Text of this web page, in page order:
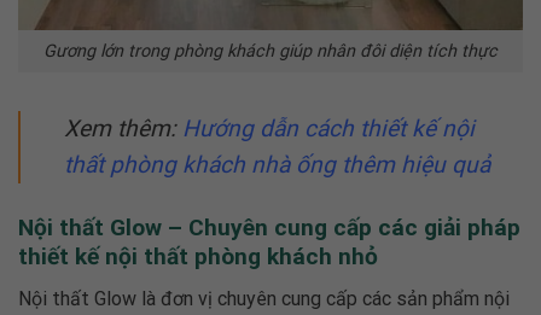
Gương lớn trong phòng khách giúp nhân đôi diện tích thực
Xem thêm: Hướng dẫn cách thiết kế nội
thất phòng khách nhà ốngthêm hiệu quả
Nội thất Glow – Chuyên cung cấp các giải pháp
thiết kế nội thất phòng khách nhỏ
Nội thất Glow là đơn vị chuyên cung cấp các sản phẩm nội